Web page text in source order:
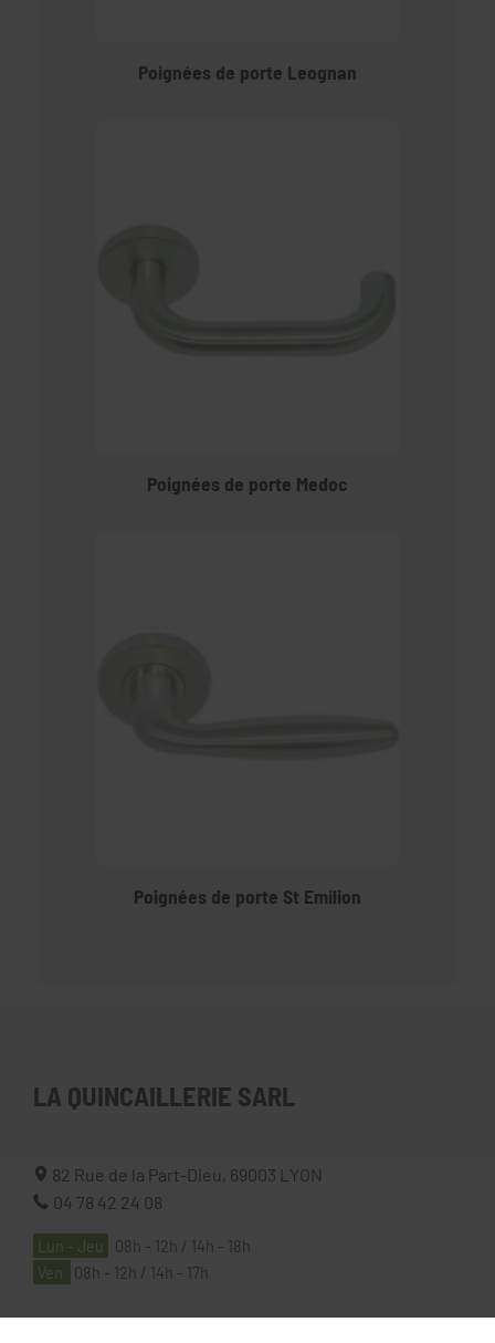
Poignées de porte Leognan
Poignées de porte Medoc
Poignées de porte St Emilion
LA QUINCAILLERIE SARL
82 Rue de la Part-Dieu, 69003
LYON
04 78 42 24 08
Lun - Jeu
08h - 12h / 14h - 18h
Ven
08h - 12h / 14h - 17h